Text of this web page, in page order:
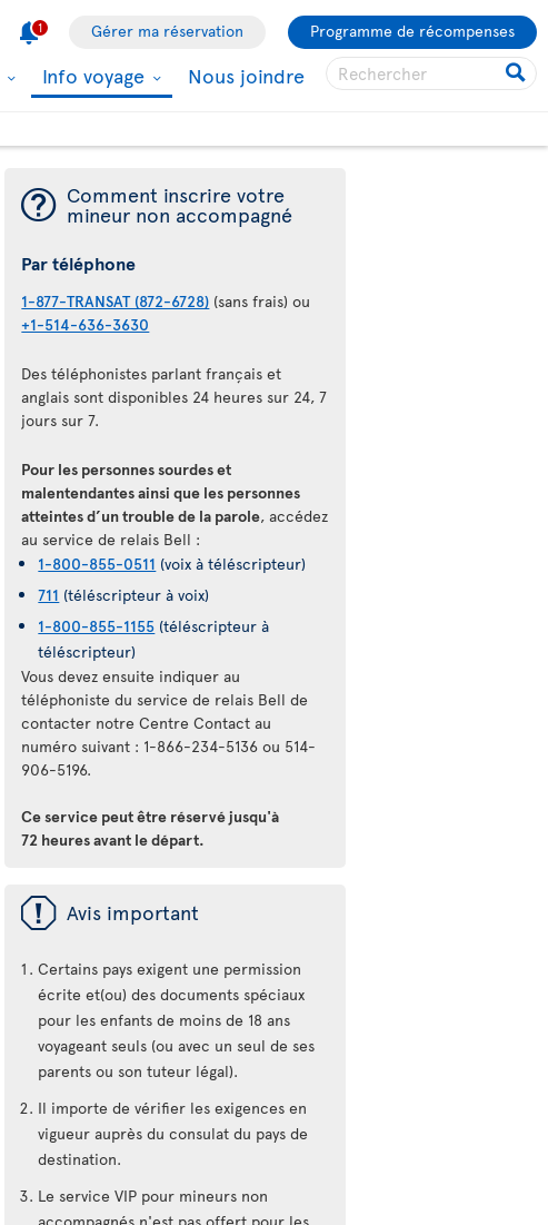
1 Gérer ma réservation Programme de récompenses
Info voyage Nous joindre
¯ Comment inscrire votre
mineur non accompagné
Par téléphone
1-877-TRANSAT (872-6728) (sans frais) ou
+1-514-636-3630
Des téléphonistes parlant français et
anglais sont disponibles 24 heures sur 24, 7
jours sur 7.
Pour les personnes sourdes et
malentendantes ainsi que les personnes
atteintes d’un trouble de la parole, accédez
au service de relais Bell :
1-800-855-0511 (voix à téléscripteur)
711 (téléscripteur à voix)
1-800-855-1155 (téléscripteur à
téléscripteur)
Vous devez ensuite indiquer au
téléphoniste du service de relais Bell de
contacter notre Centre Contact au
numéro suivant : 1-866-234-5136 ou 514-
906-5196.
Ce service peut être réservé jusqu'à
72 heures avant le départ.
ü Avis important
Certains pays exigent une permission
écrite et(ou) des documents spéciaux
pour les enfants de moins de 18 ans
voyageant seuls (ou avec un seul de ses
parents ou son tuteur légal).
Il importe de vérifier les exigences en
vigueur auprès du consulat du pays de
destination.
Le service VIP pour mineurs non